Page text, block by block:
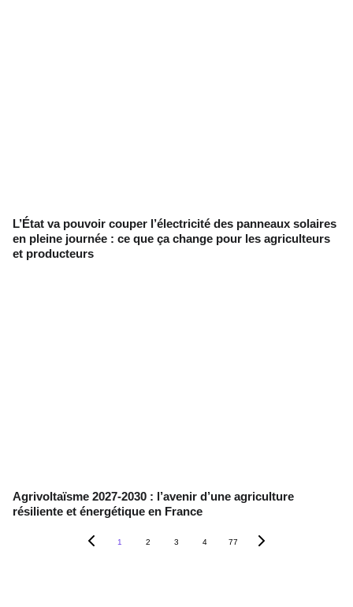
L’État va pouvoir couper l’électricité des panneaux solaires
en pleine journée : ce que ça change pour les agriculteurs
et producteurs
Agrivoltaïsme 2027-2030 : l’avenir d’une agriculture
résiliente et énergétique en France
1 2 3 4 77